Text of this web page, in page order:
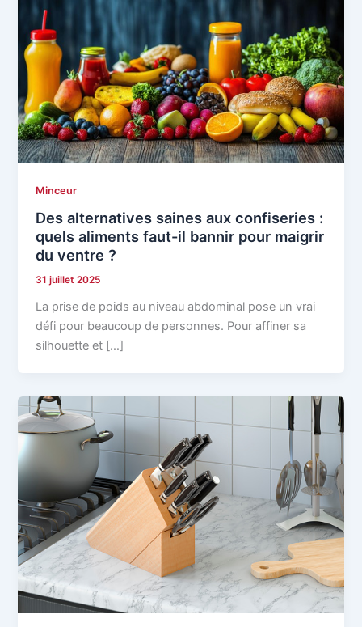
Minceur
Des alternatives saines aux confiseries :
quels aliments faut-il bannir pour maigrir
du ventre ?
31 juillet 2025
La prise de poids au niveau abdominal pose un vrai
défi pour beaucoup de personnes. Pour affiner sa
silhouette et […]